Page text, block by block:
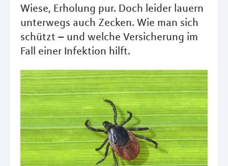
Wiese, Erholung pur. Doch leider lauern
unterwegs auch Zecken. Wie man sich
schützt – und welche Versicherung im
Fall einer Infektion hilft.